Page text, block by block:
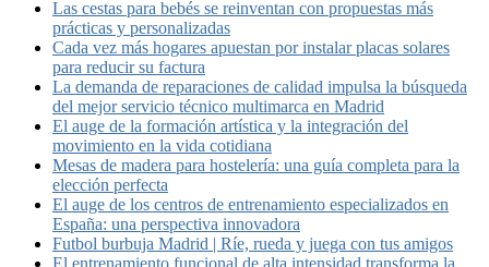
Las cestas para bebés se reinventan con propuestas más
prácticas y personalizadas
Cada vez más hogares apuestan por instalar placas solares
para reducir su factura
La demanda de reparaciones de calidad impulsa la búsqueda
del mejor servicio técnico multimarca en Madrid
El auge de la formación artística y la integración del
movimiento en la vida cotidiana
Mesas de madera para hostelería: una guía completa para la
elección perfecta
El auge de los centros de entrenamiento especializados en
España: una perspectiva innovadora
Futbol burbuja Madrid | Ríe, rueda y juega con tus amigos